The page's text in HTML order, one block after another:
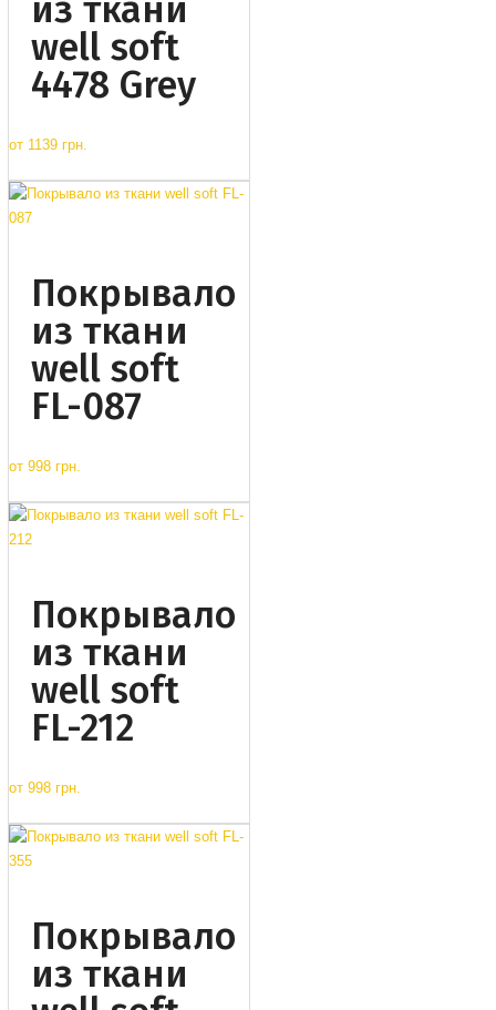
из ткани
well soft
4478 Grey
от 1139 грн.
Покрывало
из ткани
well soft
FL-087
от 998 грн.
Покрывало
из ткани
well soft
FL-212
от 998 грн.
Покрывало
из ткани